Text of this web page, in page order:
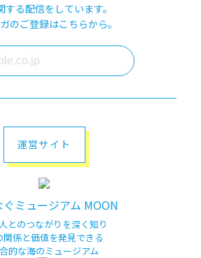
する配信をしています。
のご登録はこちらから。
運営サイト
ミュージアム MOON
とのつながりを深く知り
関係と価値を発見できる
的な海のミュージアム